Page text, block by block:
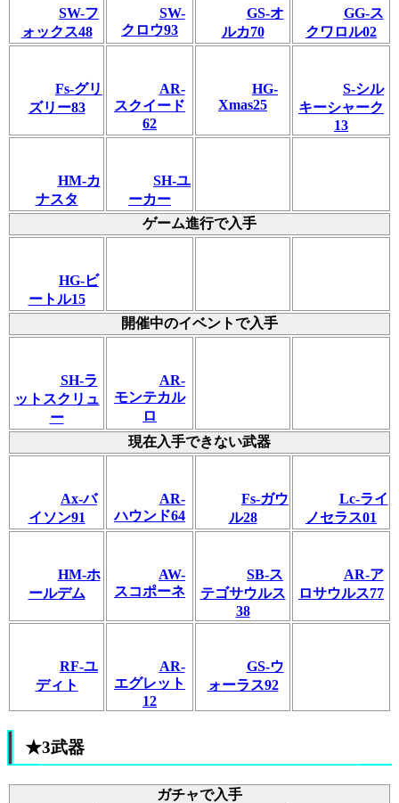
SW-フ
ォックス48
SW-
クロウ93
GS-オ
ルカ70
GG-ス
クワロル02
Fs-グリ
ズリー83
AR-
スクイード
62
HG-
Xmas25
S-シル
キーシャーク
13
HM-カ
ナスタ
SH‐ユ
ーカー
ゲーム進行で入手
HG-ビ
ートル15
開催中のイベントで入手
SH-ラ
ットスクリュ
ー
AR-
モンテカル
ロ
現在入手できない武器
Ax-バ
イソン91
AR-
ハウンド64
Fs-ガウ
ル28
Lc-ライ
ノセラス01
HM-ホ
ールデム
AW-
スコポーネ
SB-ス
テゴサウルス
38
AR-ア
ロサウルス77
RF-ユ
ディト
AR-
エグレット
12
GS-ウ
ォーラス92
★3武器
ガチャで入手